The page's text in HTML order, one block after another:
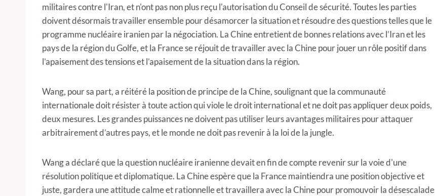
militaires contre l'Iran, et n'ont pas non plus reçu l'autorisation du Conseil de sécurité. Toutes les parties
doivent désormais travailler ensemble pour désamorcer la situation et résoudre des questions telles que le
programme nucléaire iranien par la négociation. La Chine entretient de bonnes relations avec l’Iran et les
pays de la région du Golfe, et la France se réjouit de travailler avec la Chine pour jouer un rôle positif dans
l’apaisement des tensions et l’apaisement de la situation dans la région.
Wang, pour sa part, a réitéré la position de principe de la Chine, soulignant que la communauté
internationale doit résister à toute action qui viole le droit international et ne doit pas appliquer deux poids,
deux mesures. Les grandes puissances ne doivent pas utiliser leurs avantages militaires pour attaquer
arbitrairement d’autres pays, et le monde ne doit pas revenir à la loi de la jungle.
Wang a déclaré que la question nucléaire iranienne devait en fin de compte revenir sur la voie d'une
résolution politique et diplomatique. La Chine espère que la France maintiendra une position objective et
juste, gardera une attitude calme et rationnelle et travaillera avec la Chine pour promouvoir la désescalade